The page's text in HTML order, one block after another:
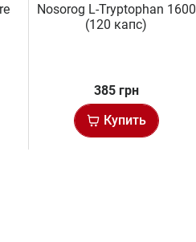
Nosorog L-Tryptophan 1600
(120 капс)
385 грн
Купить